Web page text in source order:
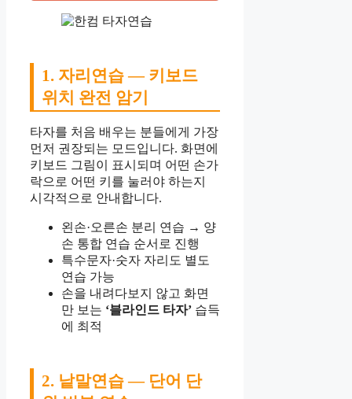
1. 자리연습 — 키보드
위치 완전 암기
타자를 처음 배우는 분들에게 가장
먼저 권장되는 모드입니다. 화면에
키보드 그림이 표시되며 어떤 손가
락으로 어떤 키를 눌러야 하는지
시각적으로 안내합니다.
왼손·오른손 분리 연습 → 양
손 통합 연습 순서로 진행
특수문자·숫자 자리도 별도
연습 가능
손을 내려다보지 않고 화면
만 보는 ‘블라인드 타자’ 습득
에 최적
2. 낱말연습 — 단어 단